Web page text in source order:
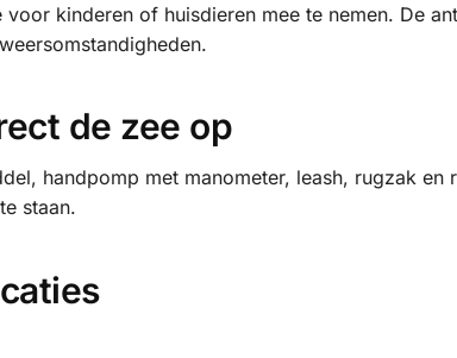
kinderen of huisdieren mee te nemen. De
de zee op
handpomp met manometer, leash, rugzak
staan.